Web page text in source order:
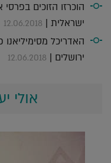
הוכרזו הזוכים
ישראלית | 12.06.2018
האדריכל
ירושלים | 12.06.2018
אולי